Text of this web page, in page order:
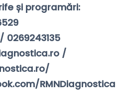
și programări:
0269243135
/
RMNDiagnostica